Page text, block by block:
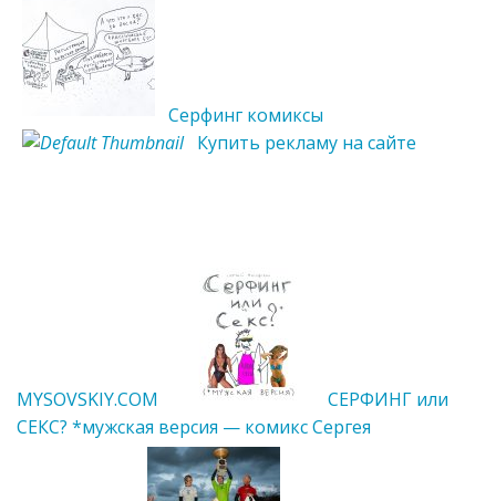
Серфинг комиксы
Купить рекламу на сайте
MYSOVSKIY.COM
СЕРФИНГ или
СЕКС? *мужская версия — комикс Сергея